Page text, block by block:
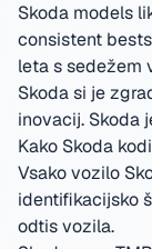
Skoda models
consistent
leta s sedežem
Skoda si je
inovacij. Skoda
Kako Skoda
Vsako vozilo
identifikacijsko
odtis vozila.